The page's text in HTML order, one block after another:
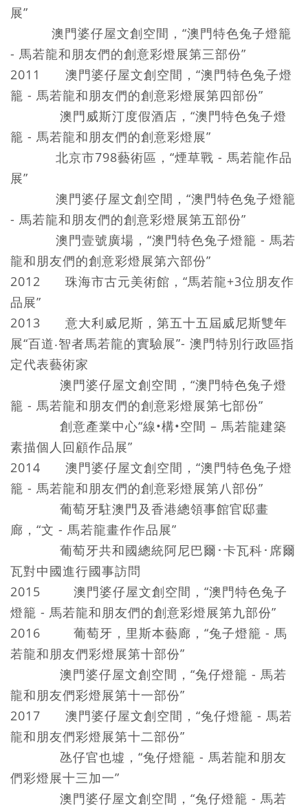
展”
澳門婆仔屋文創空間，“澳門特色兔子燈籠
- 馬若龍和朋友們的創意彩燈展第三部份”
2011 澳門婆仔屋文創空間，“澳門特色兔子燈
籠 - 馬若龍和朋友們的創意彩燈展第四部份”
澳門威斯汀度假酒店，“澳門特色兔子燈
籠 - 馬若龍和朋友們的創意彩燈展”
北京市798藝術區，“煙草戰 - 馬若龍作品
展”
澳門婆仔屋文創空間，“澳門特色兔子燈籠
- 馬若龍和朋友們的創意彩燈展第五部份”
澳門壹號廣場，“澳門特色兔子燈籠 - 馬若
龍和朋友們的創意彩燈展第六部份”
2012 珠海市古元美術館，“馬若龍+3位朋友作
品展”
2013 意大利威尼斯，第五十五屆威尼斯雙年
展“百道‧智者馬若龍的實驗展”- 澳門特別行政區指
定代表藝術家
澳門婆仔屋文創空間，“澳門特色兔子燈
籠 - 馬若龍和朋友們的創意彩燈展第七部份”
創意產業中心“線•構•空間 – 馬若龍建築
素描個人回顧作品展”
2014 澳門婆仔屋文創空間，“澳門特色兔子燈
籠 - 馬若龍和朋友們的創意彩燈展第八部份”
葡萄牙駐澳門及香港總領事館官邸畫
廊，“文 - 馬若龍畫作作品展”
葡萄牙共和國總統阿尼巴爾･卡瓦科･席爾
瓦對中國進行國事訪問
2015 澳門婆仔屋文創空間，“澳門特色兔子
燈籠 - 馬若龍和朋友們的創意彩燈展第九部份”
2016 葡萄牙，里斯本藝廊，“兔子燈籠 - 馬
若龍和朋友們彩燈展第十部份”
澳門婆仔屋文創空間，“兔仔燈籠 - 馬若
龍和朋友們彩燈展第十一部份”
2017 澳門婆仔屋文創空間，“兔仔燈籠 - 馬若
龍和朋友們彩燈展第十二部份”
氹仔官也墟，“兔仔燈籠 - 馬若龍和朋友
們彩燈展十三加一”
澳門婆仔屋文創空間，“兔仔燈籠 - 馬若